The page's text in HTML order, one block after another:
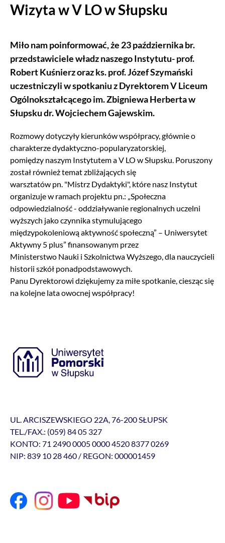
Wizyta w V LO w Słupsku
Miło nam poinformować, że 23 października br.
przedstawiciele władz naszego Instytutu- prof.
Robert Kuśnierz oraz ks. prof. Józef Szymański
uczestniczyli w spotkaniu z Dyrektorem V Liceum
Ogólnokształcącego im. Zbigniewa Herberta w
Słupsku dr. Wojciechem Gajewskim.
Rozmowy dotyczyły kierunków współpracy, głównie o
charakterze dydaktyczno-popularyzatorskiej,
pomiędzy naszym Instytutem a V LO w Słupsku. Poruszony
został również temat zbliżających się
warsztatów pn. "Mistrz Dydaktyki", które nasz Instytut
organizuje w ramach projektu pn.: „Społeczna
odpowiedzialność - oddziaływanie regionalnych uczelni
wyższych jako czynnika stymulującego
międzypokoleniową aktywność społeczną” – Uniwersytet
Aktywny 5 plus” finansowanym przez
Ministerstwo Nauki i Szkolnictwa Wyższego, dla nauczycieli
historii szkół ponadpodstawowych.
Panu Dyrektorowi dziękujemy za miłe spotkanie, ciesząc się
na kolejne lata owocnej współpracy!
UL. ARCISZEWSKIEGO 22A, 76-200 SŁUPSK
TEL./FAX.: (059) 84 05 327
KONTO: 71 2490 0005 0000 4520 8377 0269
NIP: 839 10 28 460 / REGON: 000001459